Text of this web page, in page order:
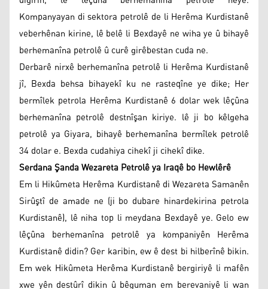
Kompanyayan di sektora petrolê de li Herêma Kurdistanê
veberhênan kirine, lê belê li Bexdayê ne wiha ye û bihayê
berhemanîna petrolê û curê girêbestan cuda ne.
Derbarê nirxê berhemanîna petrolê li Herêma Kurdistanê
jî, Bexda behsa bihayekî ku ne rasteqîne ye dike; Her
bermîlek petrola Herêma Kurdistanê 6 dolar wek lêçûna
berhemanîna petrolê destnîşan kiriye. lê ji bo kêlgeha
petrolê ya Giyara, bihayê berhemanîna bermîlek petrolê
34 dolar e. Bexda cudahiya cihekî ji cihekî dike.
Serdana Şanda Wezareta Petrolê ya Iraqê bo Hewlêrê
Em li Hikûmeta Herêma Kurdistanê di Wezareta Samanên
Sirûştî de amade ne (ji bo dubare hinardekirina petrola
Kurdistanê), lê niha top li meydana Bexdayê ye. Gelo ew
lêçûna berhemanîna petrolê ya kompaniyên Herêma
Kurdistanê didin? Ger karibin, ew ê dest bi hilberînê bikin.
Em wek Hikûmeta Herêma Kurdistanê bergiriyê li mafên
xwe yên destûrî dikin û bêguman em berevaniyê li wan